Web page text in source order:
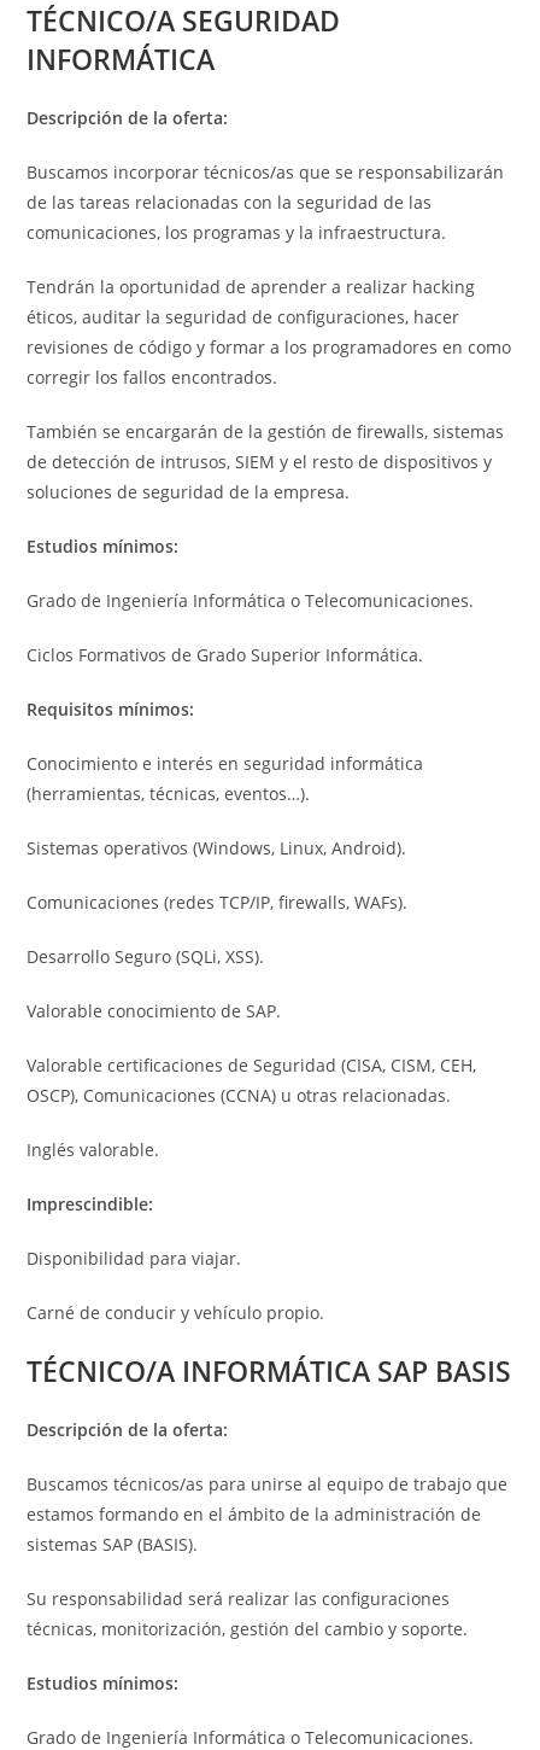
TÉCNICO/A SEGURIDAD
INFORMÁTICA
Descripción de la oferta:
Buscamos incorporar técnicos/as que se responsabilizarán
de las tareas relacionadas con la seguridad de las
comunicaciones, los programas y la infraestructura.
Tendrán la oportunidad de aprender a realizar hacking
éticos, auditar la seguridad de configuraciones, hacer
revisiones de código y formar a los programadores en como
corregir los fallos encontrados.
También se encargarán de la gestión de firewalls, sistemas
de detección de intrusos, SIEM y el resto de dispositivos y
soluciones de seguridad de la empresa.
Estudios mínimos:
Grado de Ingeniería Informática o Telecomunicaciones.
Ciclos Formativos de Grado Superior Informática.
Requisitos mínimos:
Conocimiento e interés en seguridad informática
(herramientas, técnicas, eventos…).
Sistemas operativos (Windows, Linux, Android).
Comunicaciones (redes TCP/IP, firewalls, WAFs).
Desarrollo Seguro (SQLi, XSS).
Valorable conocimiento de SAP.
Valorable certificaciones de Seguridad (CISA, CISM, CEH,
OSCP), Comunicaciones (CCNA) u otras relacionadas.
Inglés valorable.
Imprescindible:
Disponibilidad para viajar.
Carné de conducir y vehículo propio.
TÉCNICO/A INFORMÁTICA SAP BASIS
Descripción de la oferta:
Buscamos técnicos/as para unirse al equipo de trabajo que
estamos formando en el ámbito de la administración de
sistemas SAP (BASIS).
Su responsabilidad será realizar las configuraciones
técnicas, monitorización, gestión del cambio y soporte.
Estudios mínimos:
Grado de Ingeniería Informática o Telecomunicaciones.